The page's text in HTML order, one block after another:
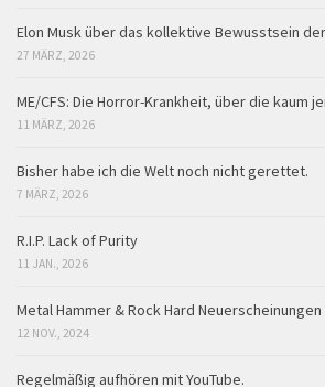
Elon Musk über das kollektive Bewusstsein
27 MÄRZ, 2026
ME/CFS: Die Horror-Krankheit, über die kaum
11 MÄRZ, 2026
Bisher habe ich die Welt noch nicht gerettet.
7 MÄRZ, 2026
R.I.P. Lack of Purity
11 JAN., 2026
Metal Hammer & Rock Hard
12 NOV., 2024
Regelmäßig aufhören mit YouTube.